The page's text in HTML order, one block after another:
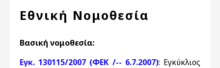
Εθνική Νομοθεσία
Βασική νομοθεσία:
Εγκ. 130115/2007 (ΦΕΚ /-- 6.7.2007): Εγκύκλιος